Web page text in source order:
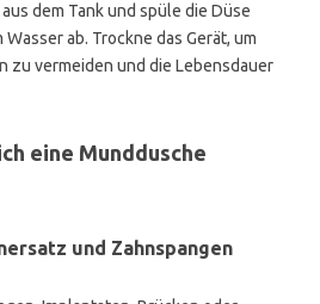
dem Tank und spüle die Düse
ab. Trockne das Gerät, um
zu vermeiden und die Lebensdauer
eine Munddusche
und Zahnspangen